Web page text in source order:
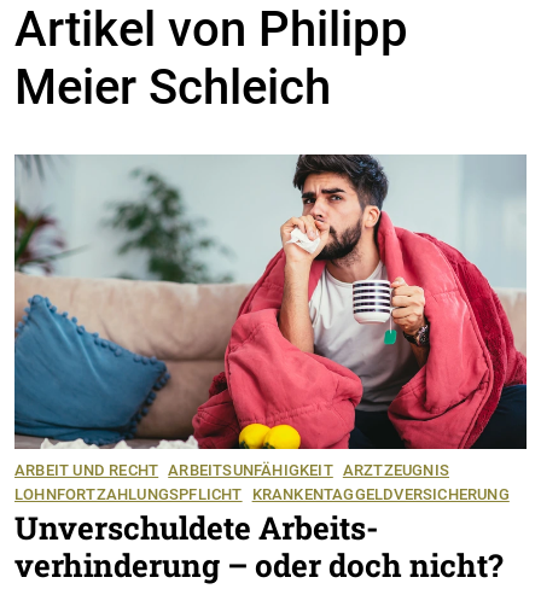
Artikel von Philipp
Meier Schleich
ARBEIT UND RECHT ARBEITSUNFÄHIGKEIT ARZTZEUGNIS
LOHNFORTZAHLUNGSPFLICHT
KRANKENTAGGELDVERSICHERUNG
Unverschuldete Arbeits­
verhinderung – oder doch nicht?